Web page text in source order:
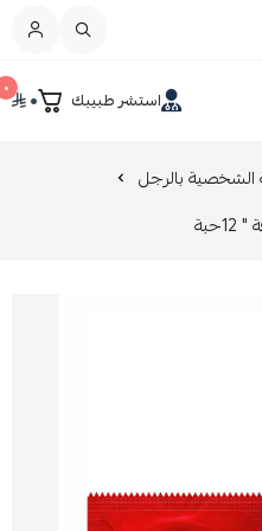
استشر طبيبك ٠ ٠
الشخصية بالرجل